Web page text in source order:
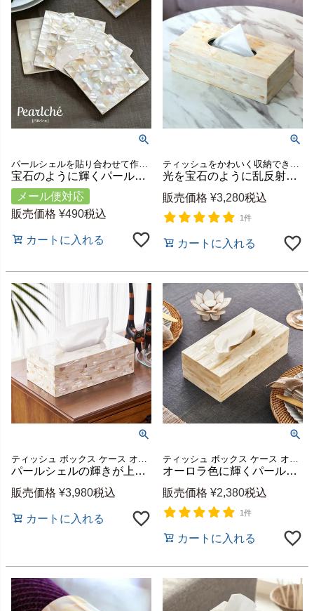
宝石のように輝くパールシェル製スクエアコースター パルシェ 約W9～10cm角 [c-vn5112]
メール便対応
販売価格 ¥490税込
カートに入れる
光を宝石のように乱反射するパールシェルのティッシュボックス スライドタイプ 約W27×D14×H8cm [vn50427]
販売価格 ¥3,280税込
1件
カートに入れる
パールシェルの輝きが上品なティッシュケース 貝×木製 約W27×D14×H9cm 上蓋タイプ [8431]
販売価格 ¥3,980税込
カートに入れる
オーロラ色に輝くパールシェルのティッシュケースカバー 約W27×D14×H9cm [8430]
販売価格 ¥2,380税込
1件
カートに入れる